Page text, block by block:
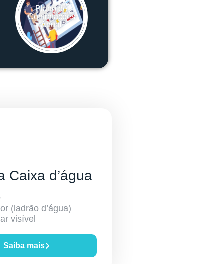
Plano de
Contratações
Anual
Caixa d’água
(ladrão d’água)
visível
Saiba mais